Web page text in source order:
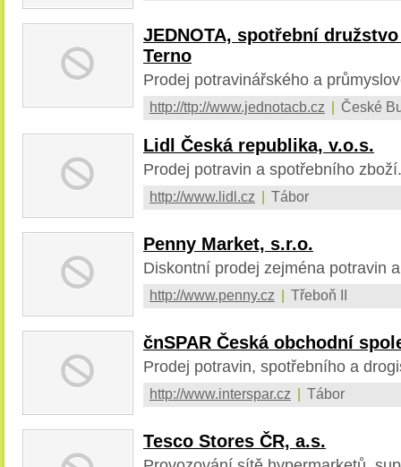
JEDNOTA, spotřební
Terno
Prodej potravinářského a
http://ttp://www.jednotacb.cz | České
Lidl Česká republika, v.o.s.
Prodej potravin a spotřebního zboží.
http://www.lidl.cz | Tábor
Penny Market, s.r.o.
Diskontní prodej zejména potravin
http://www.penny.cz | Třeboň II
čnSPAR Česká obchodní
Prodej potravin, spotřebního a
http://www.interspar.cz | Tábor
Tesco Stores ČR, a.s.